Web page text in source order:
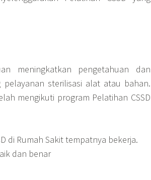
meningkatkan pengetahuan dan
sterilisasi alat atau bahan.
mengikuti program Pelatihan CSSD
di Rumah Sakit tempatnya bekerja.
dan benar